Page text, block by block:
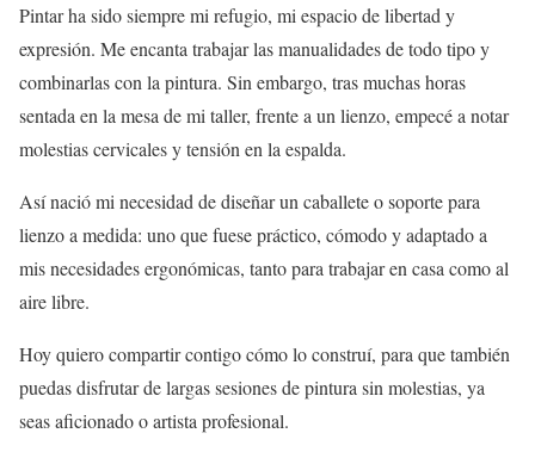
Pintar ha sido siempre mi refugio, mi espacio de libertad y
expresión. Me encanta trabajar las manualidades de todo tipo y
combinarlas con la pintura. Sin embargo, tras muchas horas
sentada en la mesa de mi taller, frente a un lienzo, empecé a notar
molestias cervicales y tensión en la espalda.
Así nació mi necesidad de diseñar un caballete o soporte para
lienzo a medida: uno que fuese práctico, cómodo y adaptado a
mis necesidades ergonómicas, tanto para trabajar en casa como al
aire libre.
Hoy quiero compartir contigo cómo lo construí, para que también
puedas disfrutar de largas sesiones de pintura sin molestias, ya
seas aficionado o artista profesional.